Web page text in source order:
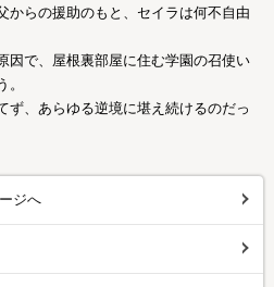
からの援助のもと、セイラは何不自由
因で、屋根裏部屋に住む学園の召使い
ず、あらゆる逆境に堪え続けるのだっ
ジへ